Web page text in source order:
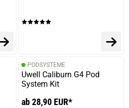
PODSYSTEME
Uwell Caliburn G4 Pod
System Kit
ab 28,90 EUR*